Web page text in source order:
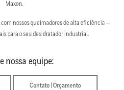
Maxon.
nossos queimadores de alta eficiência —
para o seu desidratador industrial.
nossa equipe:
Contato | Orçamento